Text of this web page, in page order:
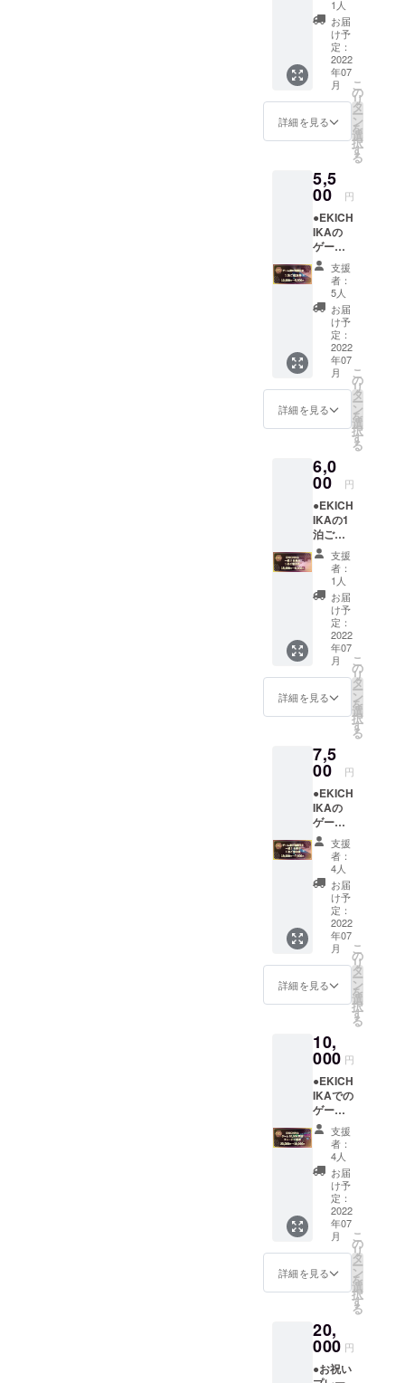
いうこと
を、非力な
がら皆様に
お届けでき
思っており
お願い致し
ます！
せてい
ただき
ます。
OFF）
をご提
供させ
て頂き
ます。
※宿泊券
につい
て ・こ
ちらは1
名様1泊
泊券で
素泊ま
りにな
りま
す。 ・
8月10日
～8月15
日(お盆
期間)・
12月23
日、24
日、29
日～12
月31日
(年末)は
除外日
になり
人様以
外への
譲渡が
可能で
す。 ・
ゲーム
ゾーン
ご利用
の場合
は別料
金にな
りま
す。 ・
消費税
込 ・有
効期限
2022年
電話・
メール
ご予約
になり
ます。
※確認方
法 ご来
店の際
に支援
画面の
ご提示
のご協
力お願
い致し
1人
お届
け予
定：
2022
年07
月
詳細を見る
こ
の
リ
タ
ー
ン
を
選
択
す
る
5,5
00 円
●EKICH
IKAの
ゲーム
遊び放
題付き1
泊ご宿
泊券1名
様分
（46％
OFF）
をご提
供させ
て頂き
ます。
※宿泊券
につい
ちらは1
名様1泊
のご宿
泊券で
素泊ま
りにな
りま
す。 ・
8月10日
～8月15
日(お盆
期間)・
12月23
日、24
日、29
日～12
月31日
(年末)は
ます。
・購入
者ご本
人様以
外への
譲渡が
可能で
す。 ・
ゲーム
も遊び
放題で
す。 ・
消費税
込 ・有
効期限
2022年
12月31
メール
にての
になり
ます。
※確認方
法 ご来
店の際
に支援
画面の
ご提示
のご協
力お願
い致し
ます。
支援
者：
5人
お届
け予
定：
2022
年07
月
詳細を見る
こ
の
リ
タ
ー
ン
を
選
択
す
る
6,0
00 円
●EKICH
IKAの1
泊ご宿
泊券一
組2名様
（60％
OFF）
をご提
供させ
て頂き
ます。
※宿泊券
につい
て ・こ
ちらは
様での1
泊のご
宿泊券
で素泊
まりに
なりま
す。 ・
8月10日
～8月15
日(お盆
期間)・
12月23
日、24
日、29
日～12
月31日
(年末)は
・購入
者ご本
人様以
外への
譲渡が
可能で
す。 ・
ゲーム
ゾーン
ご利用
の場合
は別料
金にな
りま
す。 ・
消費税
込 ・有
日 ※予
約方法
電話・
メール
支援
者：
1人
お届
け予
定：
2022
年07
月
詳細を見る
こ
の
リ
タ
ー
ン
を
選
択
す
る
7,5
00 円
●EKICH
IKAの
ゲーム
遊び放
題付き1
泊ご宿
泊券一
組2名様
（39％
OFF）
をご提
供させ
て頂き
ます。
※宿泊券
て ・こ
ちらは
一組2名
様での1
泊のご
宿泊券
で素泊
まりに
なりま
す。 ・
8月10日
～8月15
日(お盆
期間)・
12月23
日、24
日、29
除外日
になり
ます。
・購入
支援
者：
4人
お届
け予
定：
2022
年07
月
詳細を見る
こ
の
リ
タ
ー
ン
を
選
択
す
る
10,
000 円
●EKICH
IKAでの
ゲーム
20000
円分を
チャー
ジのご
提供さ
せて頂
きま
す。 定
20,000
円分の
ところ
50%引
10,000
円で
チャー
ジでき
支援
者：
4人
お届
け予
定：
2022
年07
月
詳細を見る
こ
の
リ
タ
ー
ン
を
選
択
す
る
20,
000 円
●お祝い